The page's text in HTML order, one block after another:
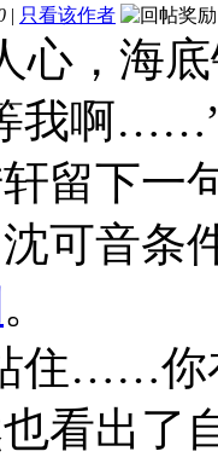
| 只看该作者
心，海
我啊
留下一
可音条
。
住……你
看出了